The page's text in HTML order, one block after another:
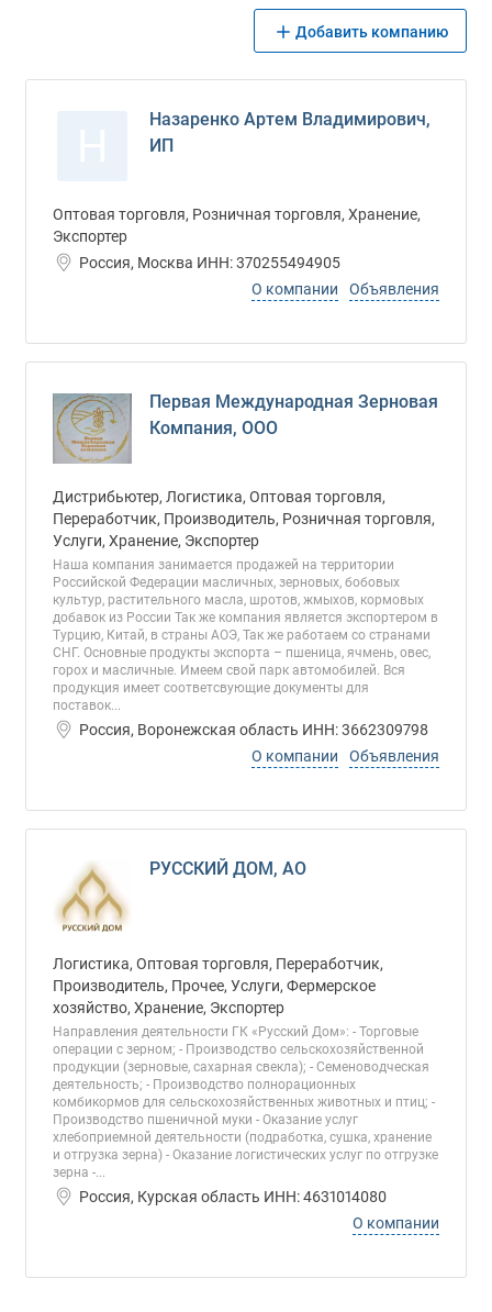
Добавить компанию
Назаренко Артем Владимирович,
ИП
Оптовая торговля, Розничная торговля, Хранение,
Экспортер
Россия, Москва ИНН: 370255494905
О компании
Объявления
Первая Международная Зерновая
Компания, ООО
Дистрибьютер, Логистика, Оптовая торговля,
Переработчик, Производитель, Розничная торговля,
Услуги, Хранение, Экспортер
Наша компания занимается продажей на территории
Российской Федерации масличных, зерновых, бобовых
культур, растительного масла, шротов, жмыхов, кормовых
добавок из России Так же компания является экспортером в
Турцию, Китай, в страны АОЭ, Так же работаем со странами
СНГ. Основные продукты экспорта – пшеница, ячмень, овес,
горох и масличные. Имеем свой парк автомобилей. Вся
продукция имеет соответсвующие документы для
поставок...
Россия, Воронежская область ИНН: 3662309798
О компании
Объявления
РУССКИЙ ДОМ, АО
Логистика, Оптовая торговля, Переработчик,
Производитель, Прочее, Услуги, Фермерское
хозяйство, Хранение, Экспортер
Направления деятельности ГК «Русский Дом»: - Торговые
операции с зерном; - Производство сельскохозяйственной
продукции (зерновые, сахарная свекла); - Семеноводческая
деятельность; - Производство полнорационных
комбикормов для сельскохозяйственных животных и птиц; -
Производство пшеничной муки - Оказание услуг
хлебоприемной деятельности (подработка, сушка, хранение
и отгрузка зерна) - Оказание логистических услуг по отгрузке
зерна -...
Россия, Курская область ИНН: 4631014080
О компании